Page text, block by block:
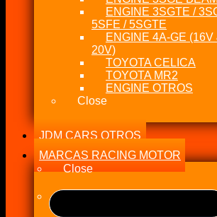
ENGINE 3SGTE /
5SFE / 5SGTE
ENGINE 4A-GE (16V
20V)
TOYOTA CELICA
TOYOTA MR2
ENGINE OTROS
Close
JDM CARS OTROS
MARCAS RACING MOTOR
Close